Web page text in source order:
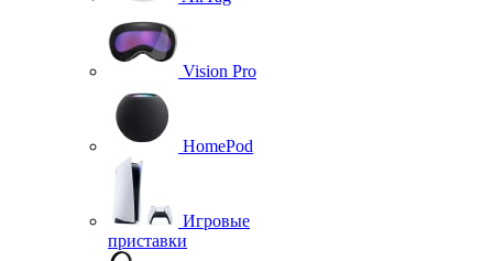
Vision Pro
HomePod
Игровые
приставки